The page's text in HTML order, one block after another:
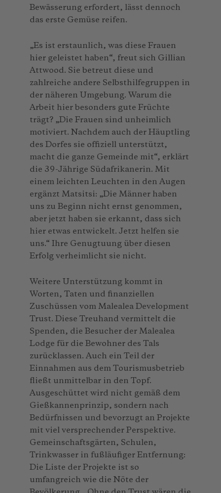
Bewässerung erfordert, lässt dennoch
das erste Gemüse reifen.
„Es ist erstaunlich, was diese Frauen
hier geleistet haben“, freut sich Gillian
Attwood. Sie betreut diese und
zahlreiche andere Selbsthilfegruppen in
der näheren Umgebung. Warum die
Arbeit hier besonders gute Früchte
trägt? „Die Frauen sind unheimlich
motiviert. Nachdem auch der Häuptling
des Dorfes sie offiziell unterstützt,
macht die ganze Gemeinde mit“, erklärt
die 39-Jährige Südafrikanerin. Mit
einem leichten Leuchten in den Augen
ergänzt Matsitsi: „Die Männer haben
uns zu Beginn nicht ernst genommen,
aber jetzt haben sie erkannt, dass sich
hier etwas entwickelt. Jetzt helfen sie
uns.“ Ihre Genugtuung über diesen
Erfolg verheimlicht sie nicht.
Weitere Unterstützung kommt in
Worten, Taten und finanziellen
Zuschüssen vom Malealea Development
Trust. Diese Treuhand vermittelt die
Spenden, die Besucher der Malealea
Lodge für die Bewohner des Tals
zurücklassen. Auch ein Teil der
Einnahmen aus dem Tourismusbetrieb
fließt unmittelbar in den Topf.
Ausgeschüttet wird nicht gemäß dem
Gießkannenprinzip, sondern nach
Bedürfnissen und bevorzugt an Projekte
mit viel versprechender Perspektive.
Gemeinschaftsgärten, Schulen,
Trinkwasser in fußläufiger Entfernung:
Die Liste der Projekte ist so
umfangreich wie die Nöte der